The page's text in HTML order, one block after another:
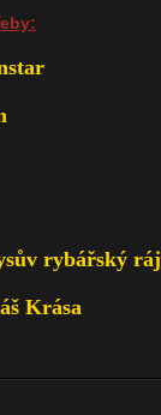
rybářský ráj
Krása